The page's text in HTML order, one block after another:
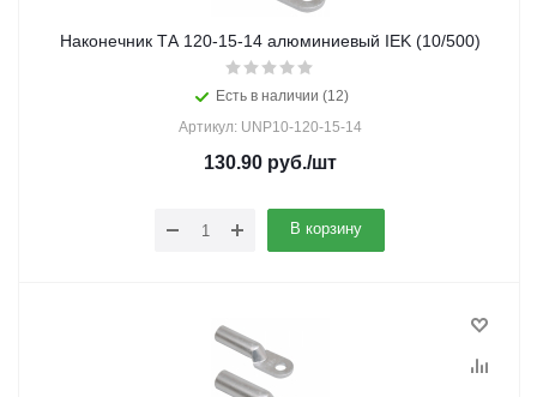
Наконечник ТА 120-15-14 алюминиевый IEK (10/500)
Есть в наличии (12)
Артикул: UNP10-120-15-14
130.90руб./шт
В корзину